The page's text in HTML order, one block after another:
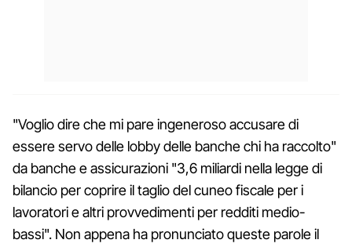
"Voglio dire che mi pare ingeneroso accusare di
essere servo delle lobby delle banche chi ha raccolto"
da banche e assicurazioni "3,6 miliardi nella legge di
bilancio per coprire il taglio del cuneo fiscale per i
lavoratori e altri provvedimenti per redditi medio-
bassi". Non appena ha pronunciato queste parole il